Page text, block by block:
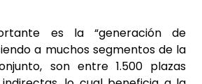
es la “generación de
a muchos segmentos de la
son entre 1.500 plazas